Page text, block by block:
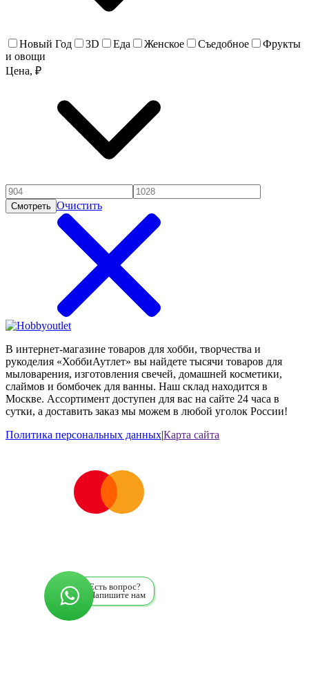
Новый Год 3D Еда Женское Съедобное
Фрукты
и овощи
Цена, ₽
Смотреть Очистить
В интернет-магазине товаров для хобби, творчества и
рукоделия «ХоббиАутлет» вы найдете тысячи товаров для
мыловарения, изготовления свечей, домашней косметики,
слаймов и бомбочек для ванны. Наш склад находится в
Москве. Ассортимент доступен для вас на сайте 24 часа в
сутки, а доставить заказ мы можем в любой уголок России!
Политика персональных данных|Карта сайта
Есть вопрос?
Напишите нам